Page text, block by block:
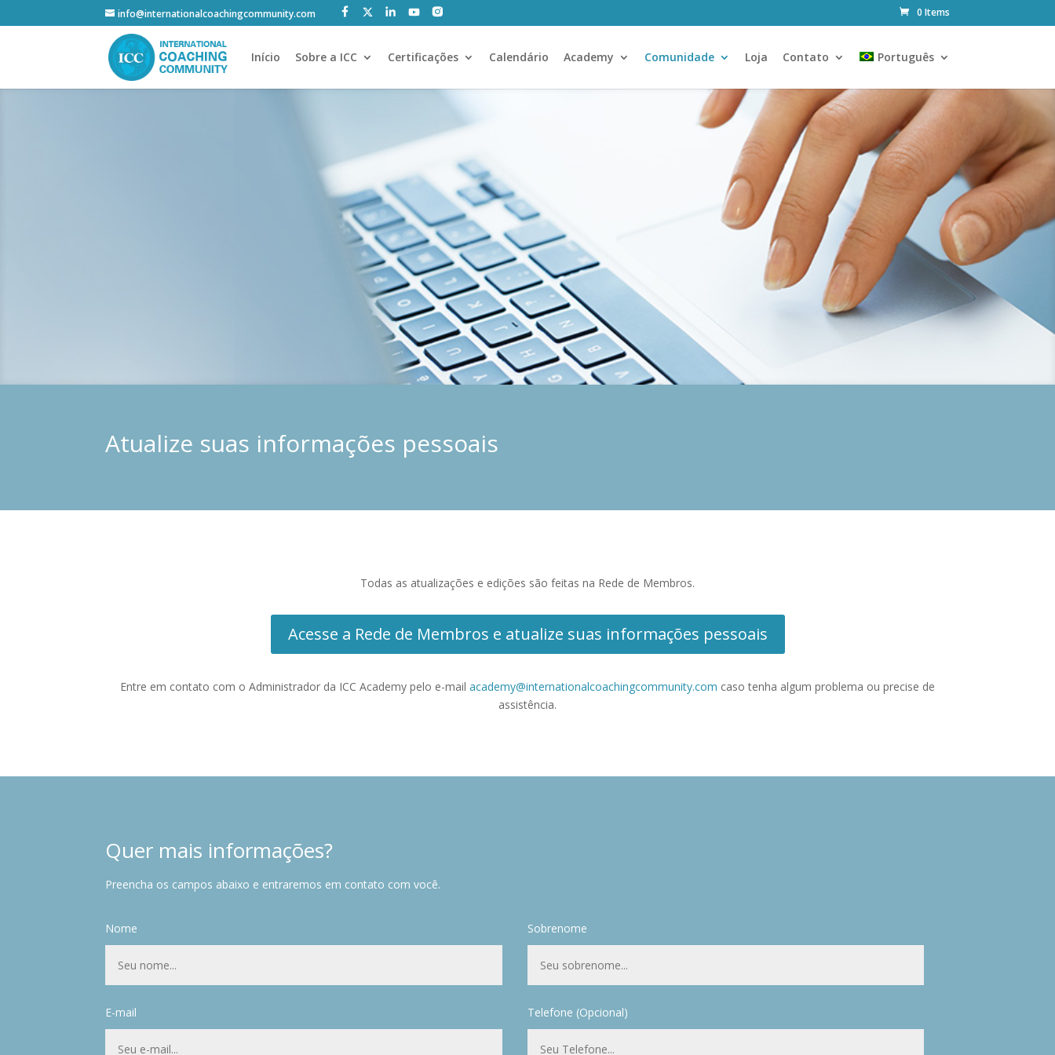
info@internationalcoachingcommunity.com 0 Items
Início Sobre a ICC Certificações Calendário Academy Comunidade Loja Contato Português
Atualize suas informações pessoais
Todas as atualizações e edições são feitas na Rede de Membros.
Acesse a Rede de Membros e atualize suas informações pessoais
Entre em contato com o Administrador da ICC Academy pelo e-mail academy@internationalcoachingcommunity.com caso tenha algum problema ou precise de
assistência.
Quer mais informações?
Preencha os campos abaixo e entraremos em contato com você.
Nome Sobrenome
E-mail Telefone (Opcional)